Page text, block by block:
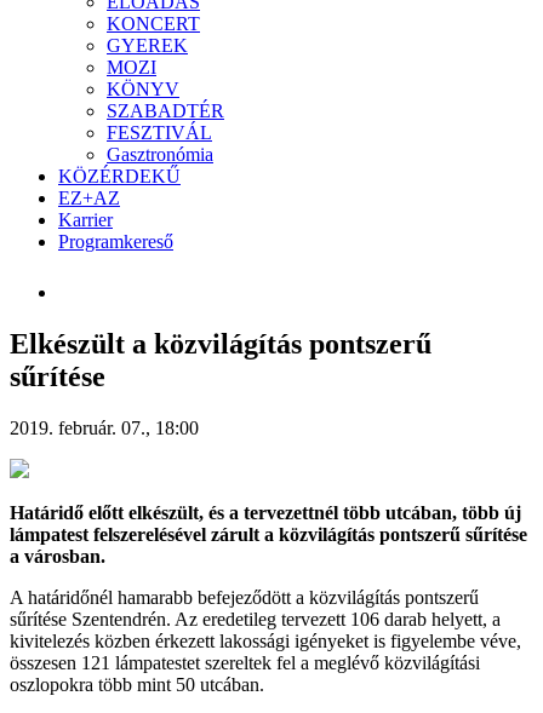
KONCERT
GYEREK
MOZI
KÖNYV
SZABADTÉR
FESZTIVÁL
Gasztronómia
KÖZÉRDEKŰ
EZ+AZ
Karrier
Programkereső
Elkészült a közvilágítás pontszerű
sűrítése
2019. február. 07., 18:00
Határidő előtt elkészült, és a tervezettnél több utcában, több új
lámpatest felszerelésével zárult a közvilágítás pontszerű sűrítése
a városban.
A határidőnél hamarabb befejeződött a közvilágítás pontszerű
sűrítése Szentendrén. Az eredetileg tervezett 106 darab helyett, a
kivitelezés közben érkezett lakossági igényeket is figyelembe véve,
összesen 121 lámpatestet szereltek fel a meglévő közvilágítási
oszlopokra több mint 50 utcában.